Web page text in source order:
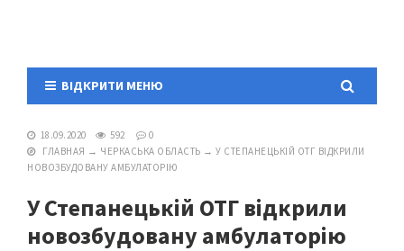
ВІДКРИТИ МЕНЮ
18.09.2020 592
0
ГЛАВНАЯ → ЧЕРКАСЬКА ОБЛАСТЬ → У СТЕПАНЕЦЬКІЙ ОТГ ВІДКРИЛИ
НОВОЗБУДОВАНУ АМБУЛАТОРІЮ
У Степанецькій ОТГ відкрили
новозбудовану амбулаторію